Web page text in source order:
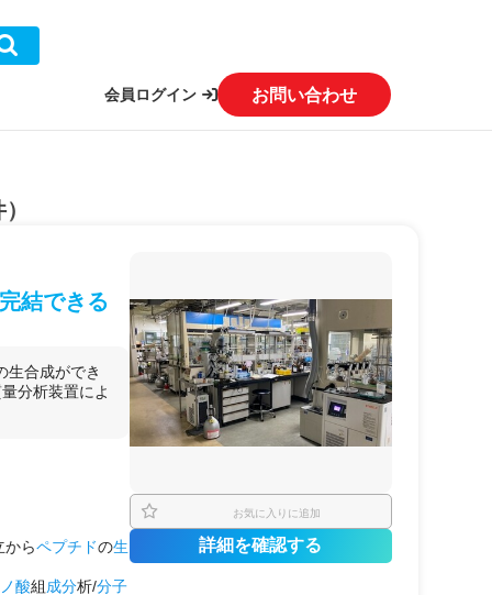
会員ログイン お問い合わせ
結できる
生合成ができ
分析装置によ
からペプチドの生
酸組成分析/分子
お気に入りに追加
詳細を確認する